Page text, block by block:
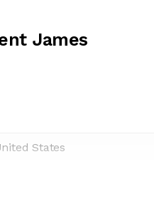
James
States